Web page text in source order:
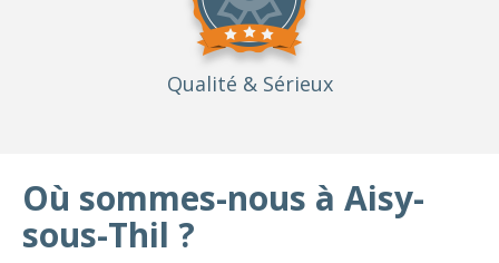
Qualité & Sérieux
Où sommes-nous à Aisy-
sous-Thil ?